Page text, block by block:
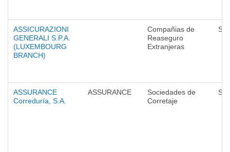
ASSICURAZIONI
GENERALI S.P.A.
(LUXEMBOURG
BRANCH)
Compañias de
Reaseguro
Extranjeras
ASSURANCE
Correduría, S.A.
ASSURANCE
Sociedades de
Corretaje